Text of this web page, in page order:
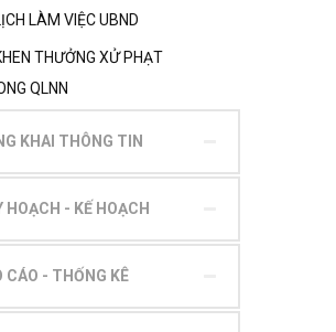
LÀM VIỆC UBND
THƯỞNG XỬ PHẠT
QLNN
KHAI THÔNG TIN
HOẠCH - KẾ HOẠCH
CÁO - THỐNG KÊ